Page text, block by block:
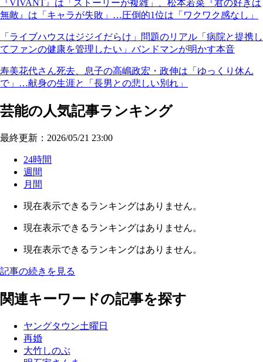
『VIVANT』は「ストーリーが複雑」、松本若菜『君の好きは
無敵』は「キャラが失敗」…圧倒的1位は「ワクワク感なし」
「ライブハウスはジジイだらけ」問題のリアル「病院と提携し
てファンの健康を管理したい」バンドマンが明かす本音
寿美花代さん死去、息子の高嶋政宏・政伸は「ゆっくり休ん
で」…献身の生涯と「長男との悲しい別れ」
芸能の人気記事ランキング
最終更新：2026/05/21 23:00
24時間
週間
月間
現在表示できるランキングはありません。
現在表示できるランキングはありません。
現在表示できるランキングはありません。
記事の続きを見る
関連キーワードの記事を探す
ヤングタウン土曜日
再婚
大竹しのぶ